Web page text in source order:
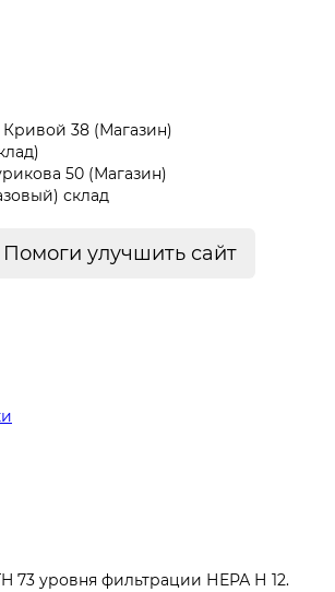
38 (Магазин)
50 (Магазин)
склад
Помоги улучшить сайт
73 уровня фильтрации НЕРА Н 12.